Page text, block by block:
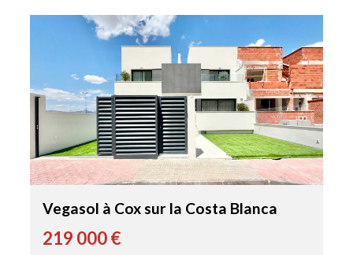
Vegasol à Cox sur la Costa Blanca
219 000 €